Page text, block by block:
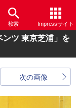
検索 Impressサイト
ツ 東京芝浦」を
次の画像